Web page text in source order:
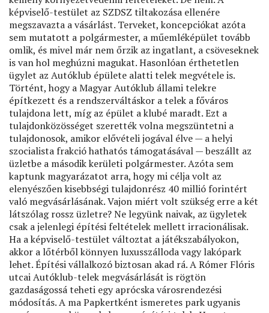
képviselő-testület az SZDSZ tiltakozása ellenére
megszavazta a vásárlást. Terveket, koncepciókat azóta
sem mutatott a polgármester, a műemléképület tovább
omlik, és mivel már nem őrzik az ingatlant, a csöveseknek
is van hol meghúzni magukat. Hasonlóan érthetetlen
ügylet az Autóklub épülete alatti telek megvétele is.
Történt, hogy a Magyar Autóklub állami telekre
építkezett és a rendszerváltáskor a telek a főváros
tulajdona lett, míg az épület a klubé maradt. Ezt a
tulajdonközösséget szerették volna megszüntetni a
tulajdonosok, amikor elővételi jogával élve — a helyi
szocialista frakció hathatós támogatásával — beszállt az
üzletbe a második kerületi polgármester. Azóta sem
kaptunk magyarázatot arra, hogy mi célja volt az
elenyészően kisebbségi tulajdonrész 40 millió forintért
való megvásárlásának. Vajon miért volt szükség erre a két
látszólag rossz üzletre? Ne legyünk naivak, az ügyletek
csak a jelenlegi építési feltételek mellett irracionálisak.
Ha a képviselő-testület változtat a játékszabályokon,
akkor a lőtérből könnyen luxusszálloda vagy lakópark
lehet. Építési vállalkozó biztosan akad rá. A Rómer Flóris
utcai Autóklub-telek megvásárlását is rögtön
gazdaságossá teheti egy aprócska városrendezési
módosítás. A ma Papkertként ismeretes park ugyanis